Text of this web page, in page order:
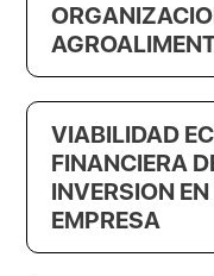
VIABILIDAD
FINANCIERA
INVERSION
EMPRESA